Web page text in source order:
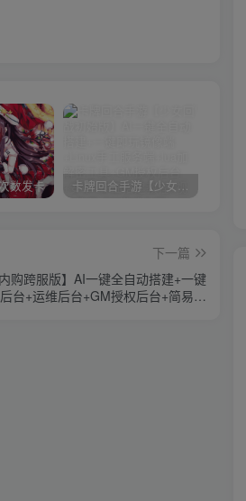
数发卡 卡牌回合手游【少女回战初始版】AI一键全自动搭建+一键即玩镜像端+Linux手工服务端+lua加解密工具+GM授权后台+安卓+详细搭建教程+视频教程
下一篇
购跨服版】AI一键全自动搭建+一键
台+运维后台+GM授权后台+简易安